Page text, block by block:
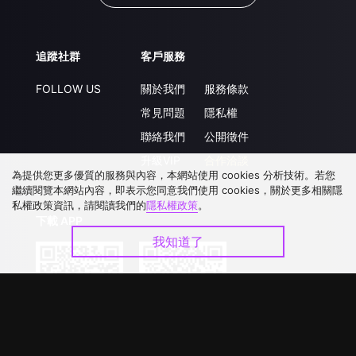
追蹤社群
FOLLOW US
客戶服務
關於我們
常見問題
聯絡我們
服務條款
隱私權
公開徵件
為提供您更多優質的服務與內容，本網站使用 cookies 分析技術。若您
繼續閱覽本網站內容，即表示您同意我們使用 cookies，關於更多相關隱
私權政策資訊，請閱讀我們的隱私權政策。
我知道了